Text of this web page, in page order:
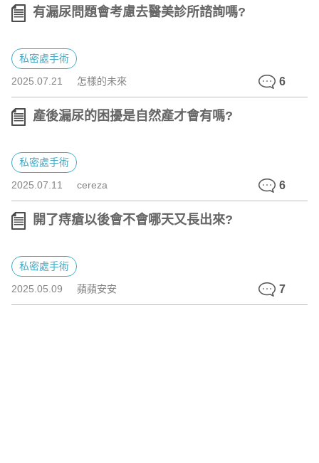
有漏尿問題會考慮去醫美診所諮詢嗎?
私密處手術
2025.07.21
怎樣的未來 6
產後漏尿的困擾是自然產才會有嗎?
私密處手術
2025.07.11
cereza 6
開了痔瘡以後會不會哪天又長出來?
私密處手術
2025.05.09
蘋蘋安安 7